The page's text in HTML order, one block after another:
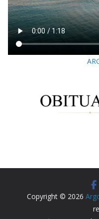
Copyright © 2026